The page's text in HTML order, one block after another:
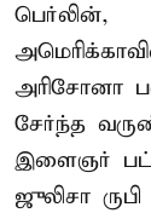
பெர்லின்,
அரிசோனா
சேர்ந்த
இளைஞர்
ஜுலிசா